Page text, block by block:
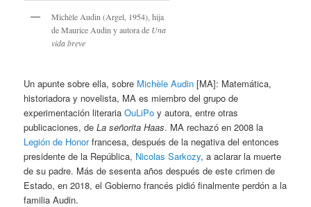
Michèle Audin (Argel, 1954), hija
de Maurice Audin y autora de Una
vida breve
Un apunte sobre ella, sobre Michèle Audin [MA]: Matemática,
historiadora y novelista, MA es miembro del grupo de
experimentación literariaOuLiPo y autora, entre otras
publicaciones, deLa señorita Haas. MA rechazó en 2008 la
Legión de Honorfrancesa, después de la negativa del entonces
presidente de la República, Nicolas Sarkozy, a aclarar la muerte
de su padre. Más de sesenta años después de este crimen de
Estado, en 2018, el Gobierno francés pidió finalmente perdón a la
familia Audin.